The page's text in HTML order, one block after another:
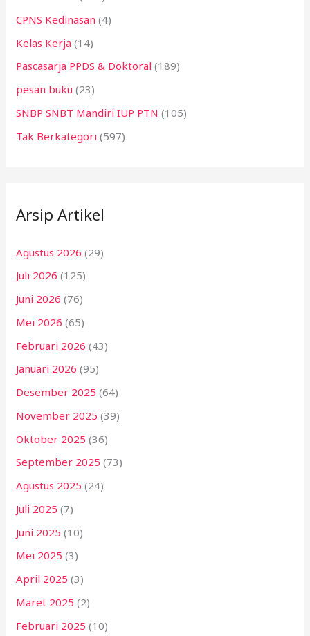
CPNS Kedinasan (4)
Kelas Kerja (14)
Pascasarja PPDS & Doktoral (189)
pesan buku (23)
SNBP SNBT Mandiri IUP PTN (105)
Tak Berkategori (597)
Arsip Artikel
Agustus 2026 (29)
Juli 2026 (125)
Juni 2026 (76)
Mei 2026 (65)
Februari 2026 (43)
Januari 2026 (95)
Desember 2025 (64)
November 2025 (39)
Oktober 2025 (36)
September 2025 (73)
Agustus 2025 (24)
Juli 2025 (7)
Juni 2025 (10)
Mei 2025 (3)
April 2025 (3)
Maret 2025 (2)
Februari 2025 (10)